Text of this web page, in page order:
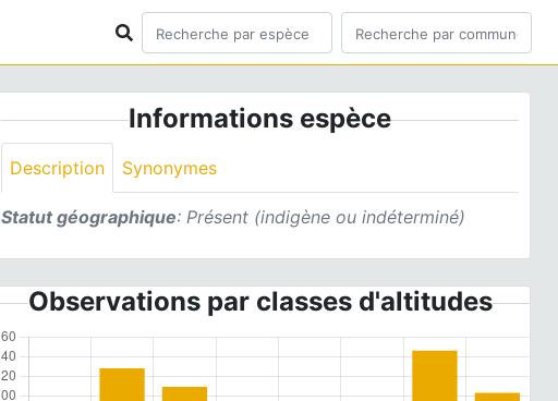
Informations espèce
Description Synonymes
Statut géographique: Présent (indigène ou indéterminé)
Observations par classes d'altitudes